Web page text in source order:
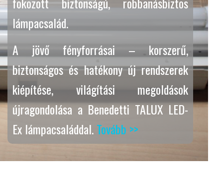
lámpacsalád.
A jövő fényforrásai – korszerű,
biztonságos és hatékony új rendszerek
kiépítése, világítási megoldások
újragondolása a Benedetti TALUX LED-
Ex lámpacsaláddal.Tovább >>